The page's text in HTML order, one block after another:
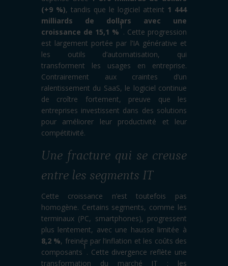
(+9 %), tandis que le logiciel atteint 1 444
milliards de dollars avec une
croissance de 15,1 %
1
. Cette progression
est largement portée par l’IA générative et
les outils d’automatisation, qui
transforment les usages en entreprise.
Contrairement aux craintes d’un
ralentissement du SaaS, le logiciel continue
de croître fortement, preuve que les
entreprises investissent dans des solutions
pour améliorer leur productivité et leur
compétitivité.
Une fracture qui se creuse
entre les segments IT
Cette croissance n’est toutefois pas
homogène. Certains segments, comme les
terminaux (PC, smartphones), progressent
plus lentement, avec une hausse limitée à
8,2 %, freinée par l’inflation et les coûts des
composants
1
. Cette divergence reflète une
transformation du marché IT : les